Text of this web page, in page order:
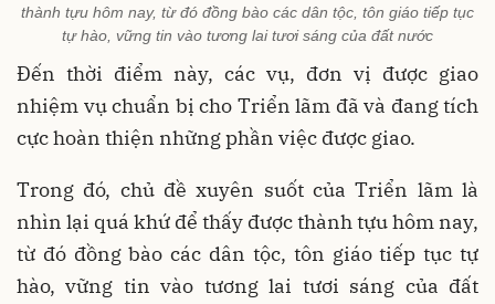
thành tựu hôm nay, từ đó đồng bào các dân tộc, tôn giáo tiếp tục
tự hào, vững tin vào tương lai tươi sáng của đất nước
Đến thời điểm này, các vụ, đơn vị được giao
nhiệm vụ chuẩn bị cho Triển lãm đã và đang tích
cực hoàn thiện những phần việc được giao.
Trong đó, chủ đề xuyên suốt của Triển lãm là
nhìn lại quá khứ để thấy được thành tựu hôm nay,
từ đó đồng bào các dân tộc, tôn giáo tiếp tục tự
hào, vững tin vào tương lai tươi sáng của đất